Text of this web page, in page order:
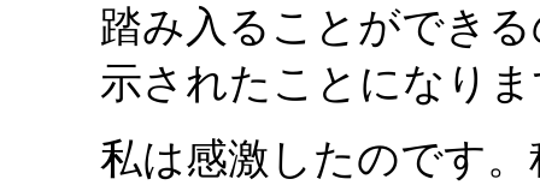
踏み入ることができ
示されたことになり
私は感激したのです